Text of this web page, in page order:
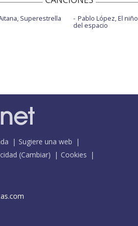
Superestrella Pablo López, El niño
del espacio
Sugiere una web
(Cambiar)
Cookies